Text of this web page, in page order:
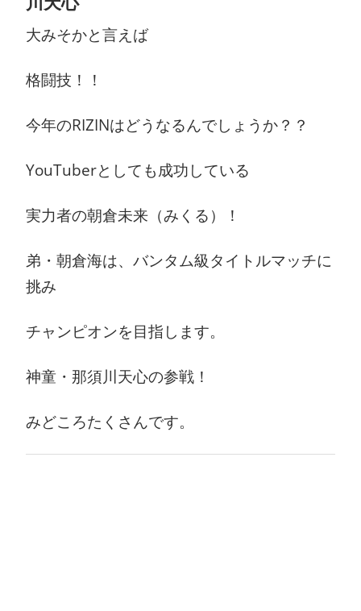
大みそかと言えば
格闘技！！
今年のRIZINはどうなるんでしょうか？？
YouTuberとしても成功している
実力者の朝倉未来（みくる）！
弟・朝倉海は、バンタム級タイトルマッチに
挑み
チャンピオンを目指します。
神童・那須川天心の参戦！
みどころたくさんです。